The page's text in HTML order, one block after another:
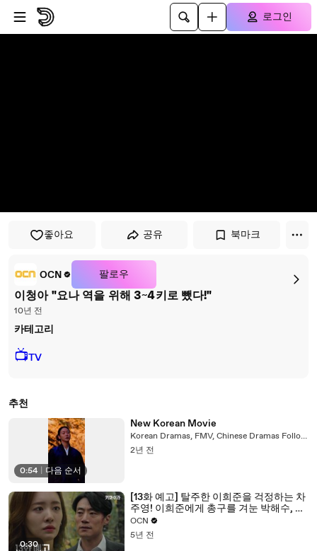
플레이어로 건너뛰기
본문으로 건너뛰기
로그인
좋아요 공유 북마크
OCN 팔로우
이청아 "요나 역을 위해 3~4키로 뺐다!"
10년 전
카테고리
📺TV
추천
0:54 다음 순서
New Korean Movie
Korean Dramas, FMV, Chinese Dramas Follow for more
2년 전
0:30
[13화 예고] 탈주한 이희준을 걱정하는 차
주영! 이희준에게 총구를 겨눈 박해수, 그
들이 마주할 진실은?!
OCN
5년 전